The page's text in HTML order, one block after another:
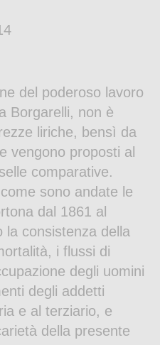
del poderoso lavoro
Borgarelli, non è
liriche, bensì da
vengono proposti al
comparative.
sono andate le
dal 1861 al
la consistenza della
i flussi di
degli uomini
degli addetti
e al terziario, e
della presente